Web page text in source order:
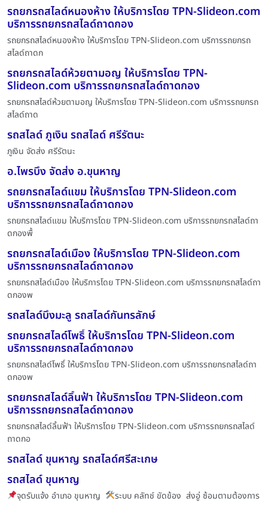
รถยกรถสไลด์หนองห้าง ให้บริการโดย TPN-Slideon.com
บริการรถยกรถสไลด์ถาดกอง
รถยกรถสไลด์หนองห้าง ให้บริการโดย TPN-Slideon.com บริการรถยกรถ
สไลด์ถาดก
รถยกรถสไลด์ห้วยตามอญ ให้บริการโดย TPN-
Slideon.com บริการรถยกรถสไลด์ถาดกอง
รถยกรถสไลด์ห้วยตามอญ ให้บริการโดย TPN-Slideon.com บริการรถยกรถ
สไลด์ถาด
รถสไลด์ ภูเงิน รถสไลด์ ศรีรัตนะ
ภูเงิน จัดส่ง ศรีรัตนะ
อ.ไพรบึง จัดส่ง อ.ขุนหาญ
รถยกรถสไลด์แขม ให้บริการโดย TPN-Slideon.com
บริการรถยกรถสไลด์ถาดกอง
รถยกรถสไลด์แขม ให้บริการโดย TPN-Slideon.com บริการรถยกรถสไลด์ถา
ดกองพื้
รถยกรถสไลด์เมือง ให้บริการโดย TPN-Slideon.com
บริการรถยกรถสไลด์ถาดกอง
รถยกรถสไลด์เมือง ให้บริการโดย TPN-Slideon.com บริการรถยกรถสไลด์ถา
ดกองพ
รถสไลด์บึงมะลู รถสไลด์กันทรลักษ์
รถยกรถสไลด์โพธิ์ ให้บริการโดย TPN-Slideon.com
บริการรถยกรถสไลด์ถาดกอง
รถยกรถสไลด์โพธิ์ ให้บริการโดย TPN-Slideon.com บริการรถยกรถสไลด์ถา
ดกองพ
รถยกรถสไลด์ลิ้นฟ้า ให้บริการโดย TPN-Slideon.com
บริการรถยกรถสไลด์ถาดกอง
รถยกรถสไลด์ลิ้นฟ้า ให้บริการโดย TPN-Slideon.com บริการรถยกรถสไลด์
ถาดกอ
รถสไลด์ ขุนหาญ รถสไลด์ศรีสะเกษ
รถสไลด์ ขุนหาญ
จุดรับแจ้ง อำเภอ ขุนหาญ ระบบ คลัทช์ ขัดข้อง ส่งอู่ ซ้อมตามต้องการ